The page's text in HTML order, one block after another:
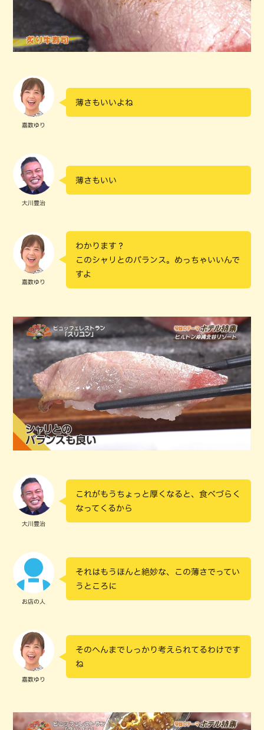
嘉数ゆり
薄さもいいよね
大川豊治
薄さもいい
嘉数ゆり
わかります？
このシャリとのバランス。めっちゃいいんで
すよ
大川豊治
これがもうちょっと厚くなると、食べづらく
なってくるから
お店の人
それはもうほんと絶妙な、この薄さでってい
うところに
嘉数ゆり
そのへんまでしっかり考えられてるわけです
ね